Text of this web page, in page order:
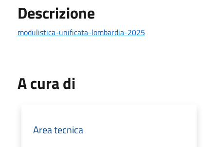
Descrizione
modulistica-unificata-lombardia-2025
A cura di
Area tecnica